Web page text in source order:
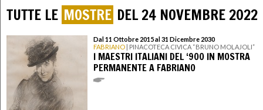
TUTTE LE MOSTRE DEL 24 NOVEMBRE 2022
Dal 11 Ottobre 2015 al 31 Dicembre 2030
FABRIANO | PINACOTECA CIVICA “BRUNO MOLAJOLI”
I MAESTRI ITALIANI DEL ‘900 IN MOSTRA
PERMANENTE A FABRIANO